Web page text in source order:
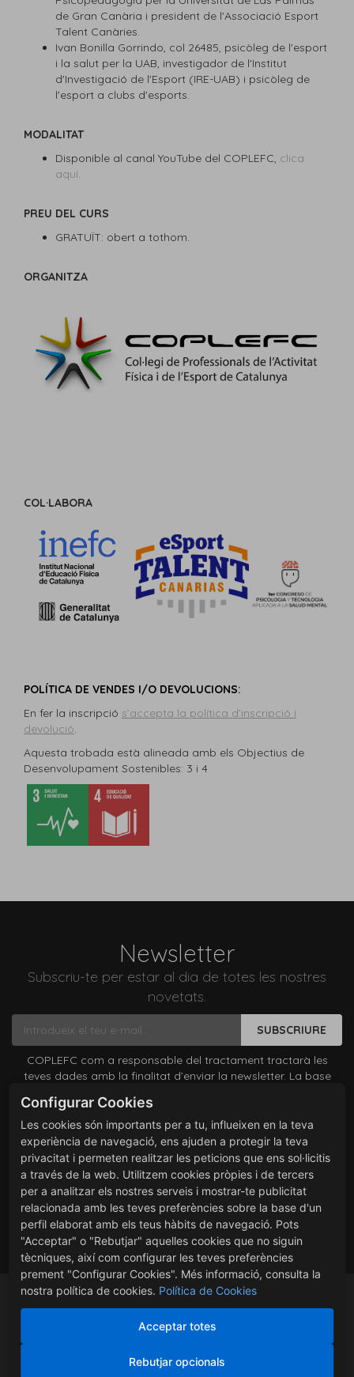
de Gran Canària i president de l'Associació Esport
Talent Canàries.
Ivan Bonilla Gorrindo, col 26485, psicòleg de l'esport
i la salut per la UAB, investigador de l'Institut
d'Investigació de l'Esport (IRE-UAB) i psicòleg de
l'esport a clubs d'esports.
MODALITAT
Disponible al canal YouTube del COPLEFC, clica
aquí.
PREU DEL CURS
GRATUÏT: obert a tothom.
ORGANITZA
COL·LABORA
POLÍTICA DE VENDES I/O DEVOLUCIONS:
En fer la inscripció s’accepta la política d’inscripció i
devolució.
Aquesta trobada està alineada amb els Objectius de
Desenvolupament Sostenibles: 3 i 4
Newsletter
Subscriu-te per estar al dia de totes les nostres
novetats.
SUBSCRIURE
COPLEFC com a responsable del tractament tractarà les
teves dades amb la finalitat d’enviar la newsletter. La base
qualsevol moment comunicant-lo a coplefc@coplefc.cat. No
es cediran dades a tercers excepte per obligació legal. Pots
accedir, rectificar i suprimir les teves dades, així com exercir
altres drets consultant la informació addicional i detallada
sobre protecció de dades a la nostraPolítica de Privacitat
He llegit i accepto les condicions contingudes en la política
de privacitat sobre el tractament de les meves dades per
l’enviament de la newsletter.
Gestionar cookies - Política cookies
Política de cessió de dades i imatges
- Política de Xarxes Socials
Configurar Cookies
Les cookies són importants per a tu, influeixen en la teva
experiència de navegació, ens ajuden a protegir la teva
privacitat i permeten realitzar les peticions que ens sol·licitis
a través de la web. Utilitzem cookies pròpies i de tercers
per a analitzar els nostres serveis i mostrar-te publicitat
relacionada amb les teves preferències sobre la base d'un
perfil elaborat amb els teus hàbits de navegació. Pots
"Acceptar" o "Rebutjar" aquelles cookies que no siguin
tècniques, així com configurar les teves preferències
prement "Configurar Cookies". Més informació, consulta la
nostra política de cookies. Política de Cookies
Acceptar totes
Rebutjar opcionals